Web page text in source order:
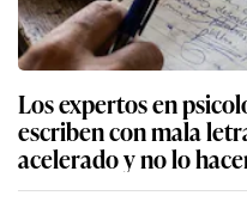
Los expertos en
escriben con mala
acelerado y no lo